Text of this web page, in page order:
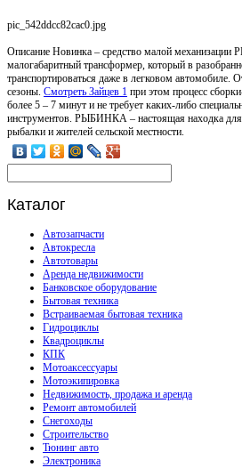
pic_542ddcc82cac0.jpg
Описание Новинка – средство малой
малогабаритный трансформер, который в
транспортироваться даже в легковом автомобиле.
сезоны. Смотреть Зайцев 1 при этом процесс
более 5 – 7 минут и не требует каких-либо
инструментов. РЫБИНКА – настоящая находка
рыбалки и жителей сельской местности.
Каталог
Автозапчасти
Автокресла
Автотовары
Аренда недвижимости
Банковское оборудование
Бытовая техника
Встраиваемая бытовая техника
Гидроциклы
Квадроциклы
КПК
Мотоаксессуары
Мотоэкипировка
Недвижимость, продажа и аренда
Ремонт автомобилей
Снегоходы
Строительство
Тюнинг авто
Электроника